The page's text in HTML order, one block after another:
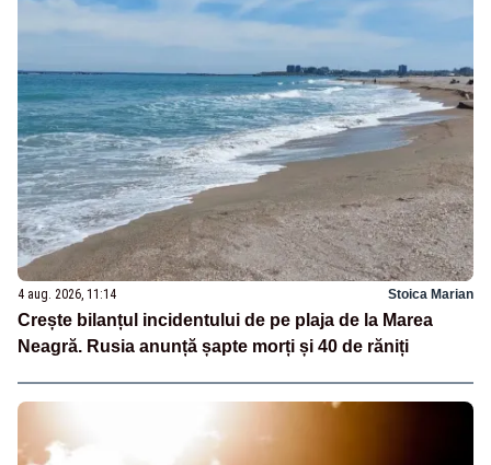
4 aug. 2026, 11:14 Stoica Marian
Crește bilanțul incidentului de pe plaja de la Marea
Neagră. Rusia anunță șapte morți și 40 de răniți